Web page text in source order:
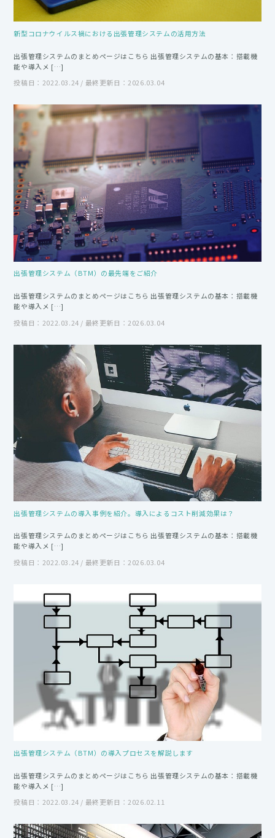
新型コロナウイルス禍における出張管理システムの活用方法
出張管理システムのまとめページはこちら 出張管理システムの基本：搭載機
能や導入メ […]
投稿日：2022.03.24 / 最終更新日：2026.03.04
出張管理システム（BTM）の最先端をご紹介
出張管理システムのまとめページはこちら 出張管理システムの基本：搭載機
能や導入メ […]
投稿日：2022.03.24 / 最終更新日：2026.03.04
出張管理システムの導入事例を紹介。導入によるコスト削減効果は？
出張管理システムのまとめページはこちら 出張管理システムの基本：搭載機
能や導入メ […]
投稿日：2022.03.24 / 最終更新日：2026.03.04
出張管理システム（BTM）の導入プロセスを解説します
出張管理システムのまとめページはこちら 出張管理システムの基本：搭載機
能や導入メ […]
投稿日：2022.03.24 / 最終更新日：2026.02.11